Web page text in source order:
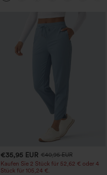
€35,95 EUR €40,95 EUR
Kaufen Sie 2 Stück für 52,62 € oder 4
Stück für 105,24 €.